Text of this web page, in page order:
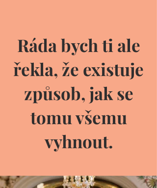
Ráda bych ti ale
řekla, že existuje
způsob, jak se
tomu všemu
vyhnout.